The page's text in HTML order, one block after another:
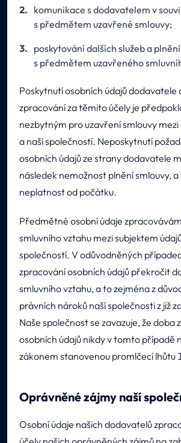
komunikace s dodavatelem v
s předmětem uzavřené smlouvy;
poskytování dalších služeb a
s předmětem uzavřeného
Poskytnutí osobních údajů dodavatele
zpracování za těmito účely je
nezbytným pro uzavření smlouvy
a naší společností. Neposkytnutí
osobních údajů ze strany dodavatele
následek nemožnost plnění smlouvy, a
neplatnost od počátku.
Předmětné osobní údaje
smluvního vztahu mezi subjektem
společností. V odůvodněných
zpracování osobních údajů překročit
smluvního vztahu, a to zejména z
právních nároků naší společnosti z již
Naše společnost se zavazuje, že doba
osobních údajů nikdy v tomto případě
zákonem stanovenou promlčecí lhůtu
Oprávněné zájmy naší
Osobní údaje našich dodavatelů